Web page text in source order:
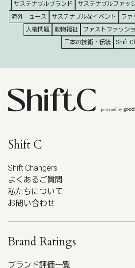
サステナブルブランド サステナブルファッ
海外ニュース
サステナブルなイベント ファ
人権問題
動物福祉 ファストファッシ
日本の技術・伝統
Shift
Shift C
Shift Changers
よくあるご質問
私たちについて
お問い合わせ
Brand Ratings
ブランド評価一覧